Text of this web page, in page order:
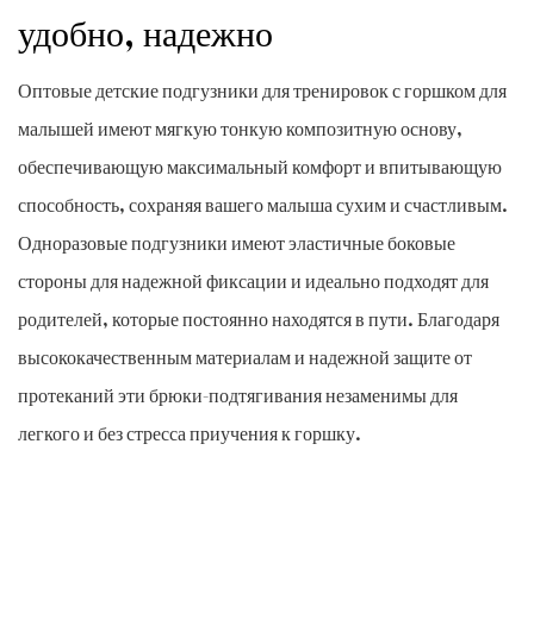
удобно, надежно
Оптовые детские подгузники для тренировок с горшком для
малышей имеют мягкую тонкую композитную основу,
обеспечивающую максимальный комфорт и впитывающую
способность, сохраняя вашего малыша сухим и счастливым.
Одноразовые подгузники имеют эластичные боковые
стороны для надежной фиксации и идеально подходят для
родителей, которые постоянно находятся в пути. Благодаря
высококачественным материалам и надежной защите от
протеканий эти брюки-подтягивания незаменимы для
легкого и без стресса приучения к горшку.